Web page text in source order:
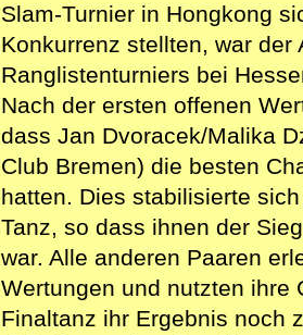
Slam-Turnier in Hongkong
Konkurrenz stellten, war der
Ranglistenturniers bei
Nach der ersten offenen
dass Jan Dvoracek/Malika
Club Bremen) die besten
hatten. Dies stabilisierte
Tanz, so dass ihnen der
war. Alle anderen Paaren
Wertungen und nutzten ihre
Finaltanz ihr Ergebnis noch